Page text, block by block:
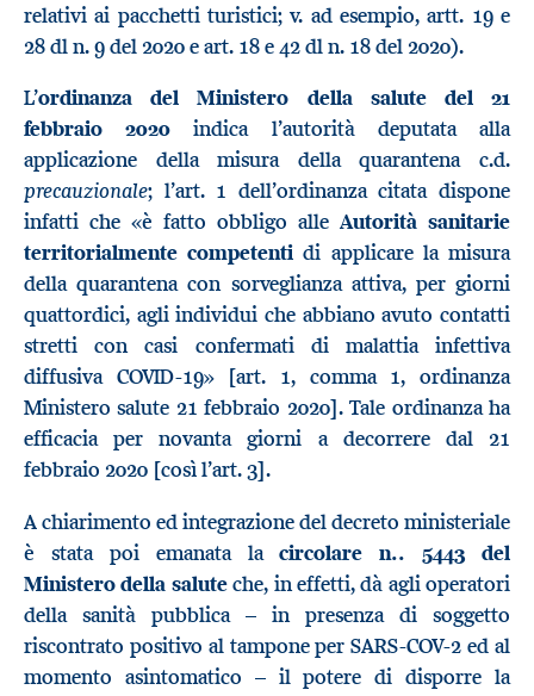
relativi ai pacchetti turistici; v. ad esempio, artt. 19 e
28 dl n. 9 del 2020 e art. 18 e 42 dl n. 18 del 2020).
L’ordinanza del Ministero della salute del 21
febbraio 2020 indica l’autorità deputata alla
applicazione della misura della quarantena c.d.
precauzionale; l’art. 1 dell’ordinanza citata dispone
infatti che «è fatto obbligo alle Autorità sanitarie
territorialmente competenti di applicare la misura
della quarantena con sorveglianza attiva, per giorni
quattordici, agli individui che abbiano avuto contatti
stretti con casi confermati di malattia infettiva
diffusiva COVID-19» [art. 1, comma 1, ordinanza
Ministero salute 21 febbraio 2020]. Tale ordinanza ha
efficacia per novanta giorni a decorrere dal 21
febbraio 2020 [così l’art. 3].
A chiarimento ed integrazione del decreto ministeriale
è stata poi emanata lacircolare n.. 5443 del
Ministero della saluteche, in effetti, dà agli operatori
della sanità pubblica – in presenza di soggetto
riscontrato positivo al tampone per SARS-COV-2 ed al
momento asintomatico – il potere di disporre la